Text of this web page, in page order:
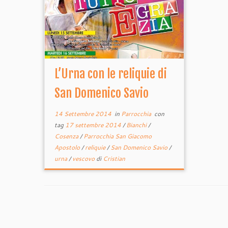
L’Urna con le reliquie di
San Domenico Savio
14 Settembre 2014 in Parrocchia con
tag17 settembre 2014/Bianchi/
Cosenza/Parrocchia San Giacomo
Apostolo/reliquie/San Domenico Savio/
urna/vescovo di Cristian